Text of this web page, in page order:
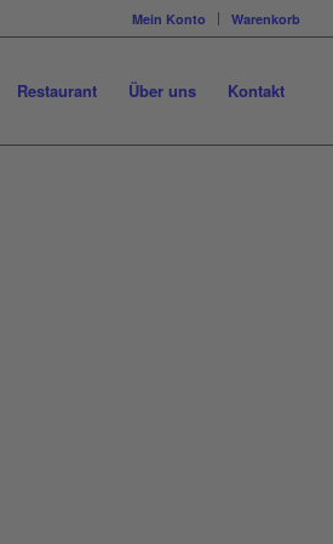
Mein Konto Warenkorb
Restaurant Über uns Kontakt